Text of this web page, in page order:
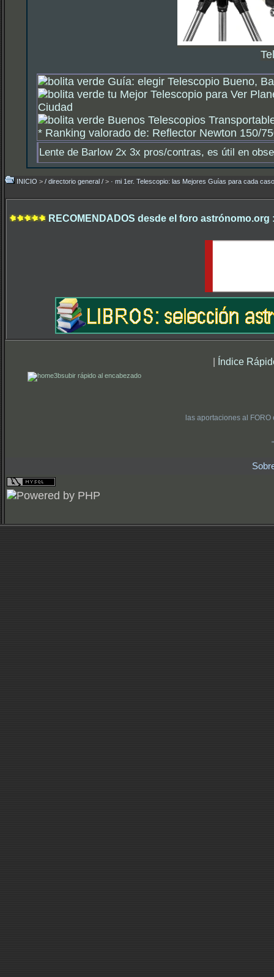
Guía: elegir Telescopio Bueno,
tu Mejor Telescopio para Ver
Ciudad
Buenos Telescopios
* Ranking valorado de: Reflector Newton 150/
Lente de Barlow 2x 3x pros/contras, es útil en
INICIO > / directorio general / > · mi 1er. Telescopio: las Mejores Guías para cada
RECOMENDADOS desde el foro astrónomo.org
| Índice
subir rápido al encabezado
las aportaciones al